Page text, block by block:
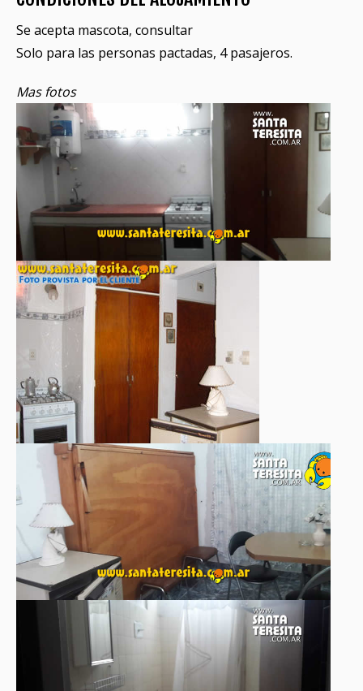
Se acepta mascota, consultar
Solo para las personas pactadas, 4 pasajeros.
Mas fotos